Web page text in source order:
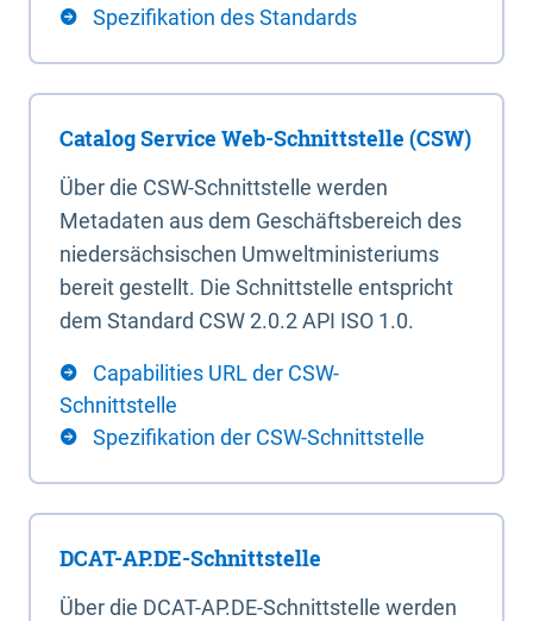
Spezifikation des Standards
Catalog Service Web-Schnittstelle (CSW)
Über die CSW-Schnittstelle werden
Metadaten aus dem Geschäftsbereich des
niedersächsischen Umweltministeriums
bereit gestellt. Die Schnittstelle entspricht
dem Standard CSW 2.0.2 API ISO 1.0.
Capabilities URL der CSW-
Schnittstelle
Spezifikation der CSW-Schnittstelle
DCAT-AP.DE-Schnittstelle
Über die DCAT-AP.DE-Schnittstelle werden